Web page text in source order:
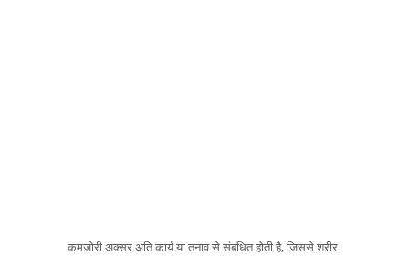
कमजोरी अक्सर अति कार्य या तनाव से संबंधित होती है, जिससे शरीर